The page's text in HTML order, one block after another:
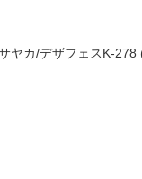
ヤカ/デザフェスK-278